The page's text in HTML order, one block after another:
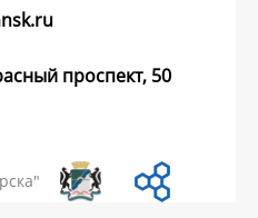
проспект, 50